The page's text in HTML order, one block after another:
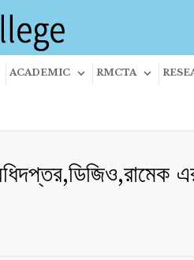
ACADEMIC RMCTA